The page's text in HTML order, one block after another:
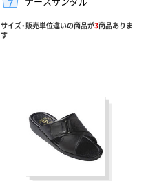
サイズ・販売単位違いの商品が3商品ありま
す